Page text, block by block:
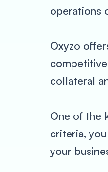
operations
Oxyzo
collateral
One of the
criteria,
your